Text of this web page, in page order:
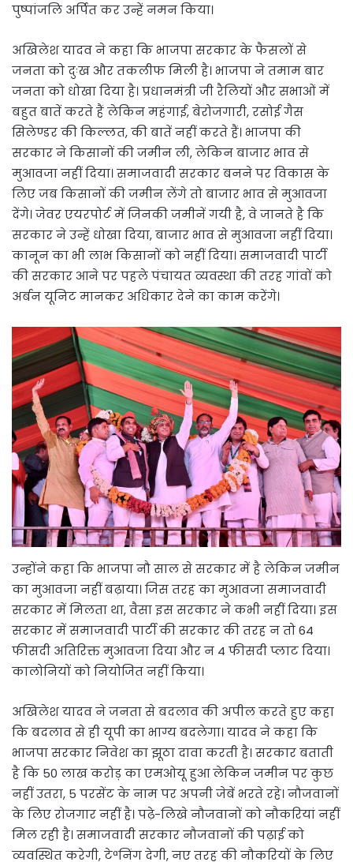
पुष्पांजलि अर्पित कर उन्हें नमन किया।
अखिलेश यादव ने कहा कि भाजपा सरकार के फैसलों से
जनता को दुःख और तकलीफ मिली है। भाजपा ने तमाम बार
जनता को धोखा दिया है। प्रधानमंत्री जी रैलियों और सभाओं में
बहुत बातें करते हैं लेकिन महंगाई, बेरोजगारी, रसोई गैस
सिलेण्डर की किल्लत, की बातें नहीं करते हैं। भाजपा की
सरकार ने किसानों की जमीन ली, लेकिन बाजार भाव से
मुआवजा नहीं दिया। समाजवादी सरकार बनने पर विकास के
लिए जब किसानों की जमीन लेंगे तो बाजार भाव से मुआवजा
देंगे। जेवर एयरपोर्ट में जिनकी जमीनें गयी है, वे जानते है कि
सरकार ने उन्हें धोखा दिया, बाजार भाव से मुआवजा नहीं दिया।
कानून का भी लाभ किसानों को नहीं दिया। समाजवादी पार्टी
की सरकार आने पर पहले पंचायत व्यवस्था की तरह गांवों को
अर्बन यूनिट मानकर अधिकार देने का काम करेंगे।
उन्होंने कहा कि भाजपा नौ साल से सरकार में है लेकिन जमीन
का मुआवजा नहीं बढ़ाया। जिस तरह का मुआवजा समाजवादी
सरकार में मिलता था, वैसा इस सरकार ने कभी नहीं दिया। इस
सरकार में समाजवादी पार्टी की सरकार की तरह न तो 64
फीसदी अतिरिक्त मुआवजा दिया और न 4 फीसदी प्लाट दिया।
कालोनियों को नियोजित नहीं किया।
अखिलेश यादव ने जनता से बदलाव की अपील करते हुए कहा
कि बदलाव से ही यूपी का भाग्य बदलेगा। यादव ने कहा कि
भाजपा सरकार निवेश का झूठा दावा करती है। सरकार बताती
है कि 50 लाख करोड़ का एमओयू हुआ लेकिन जमीन पर कुछ
नहीं उतरा, 5 परसेंट के नाम पर अपनी जेबें भरते रहे। नौजवानों
के लिए रोजगार नहीं है। पढ़े-लिखे नौजवानों को नौकरियां नहीं
मिल रही है। समाजवादी सरकार नौजवानों की पढ़ाई को
व्यवस्थित करेगी, टेªनिंग देगी, नए तरह की नौकरियों के लिए